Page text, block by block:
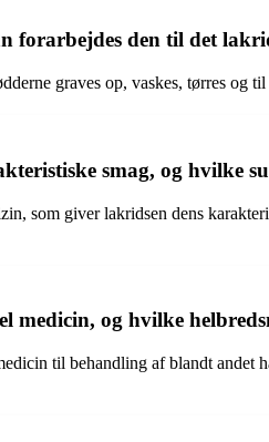
forarbejdes den til det
graves op, vaskes, tørres
smag, og hvilke
som giver lakridsen dens
og hvilke
til behandling af blandt andet